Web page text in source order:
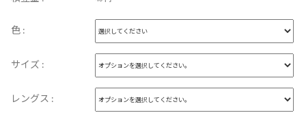
色 :
サイズ :
レングス :